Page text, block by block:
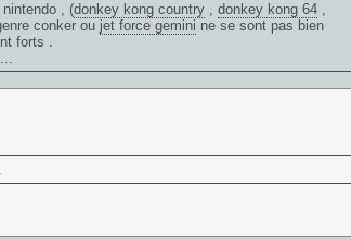
, (donkey kong country, donkey kong 64,
conker ou jet force gemini ne se sont pas bien
forts .